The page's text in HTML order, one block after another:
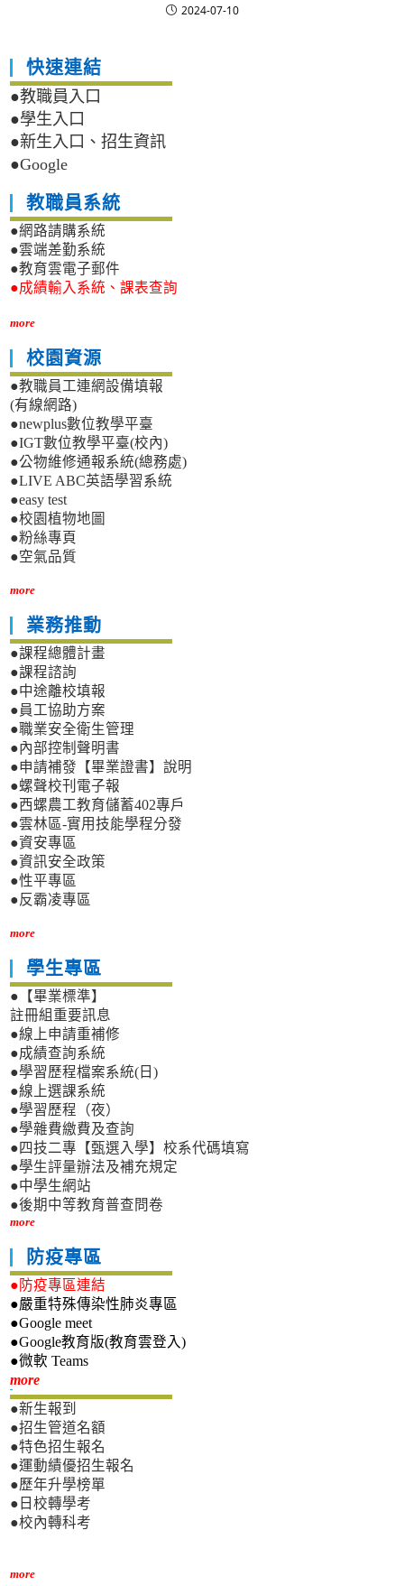
2024-07-10
快速連結
●教職員入口
●學生入口
●新生入口、招生資訊
●Google
教職員系統
●網路請購系統
●雲端差勤系統
●教育雲電子郵件
●成績輸入系統、課表查詢
more
校園資源
●教職員工連網設備填報
(有線網路)
●newplus數位教學平臺
●IGT數位教學平臺(校內)
●公物維修通報系統(總務處)
●LIVE ABC英語學習系統
●easy test
●校園植物地圖
●粉絲專頁
●空氣品質
more
業務推動
●課程總體計畫
●課程諮詢
●中途離校填報
●員工協助方案
●職業安全衛生管理
●內部控制聲明書
●申請補發【畢業證書】說明
●螺聲校刊電子報
●西螺農工教育儲蓄402專戶
●雲林區-實用技能學程分發
●資安專區
●資訊安全政策
●性平專區
●反霸凌專區
more
學生專區
●【畢業標準】
註冊組重要訊息
●線上申請重補修
●成績查詢系統
●學習歷程檔案系統(日)
●線上選課系統
●學習歷程（夜）
●學雜費繳費及查詢
●四技二專【甄選入學】校系代碼填寫
●學生評量辦法及補充規定
●中學生網站
●後期中等教育普查問卷
more
防疫專區
●防疫專區連結
●嚴重特殊傳染性肺炎專區
●Google meet
●Google教育版(教育雲登入)
●微軟 Teams
more新生專區
●新生報到
●招生管道名額
●特色招生報名
●運動績優招生報名
●歷年升學榜單
●日校轉學考
●校內轉科考
more